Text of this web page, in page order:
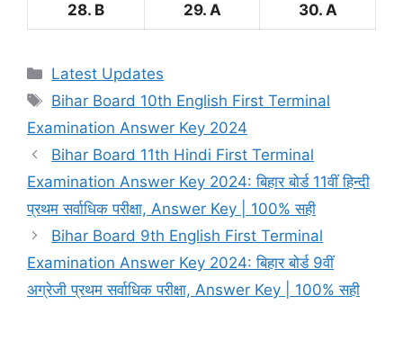
28. B 29. A 30. A
Categories
Latest Updates
Tags
Bihar Board 10th English First Terminal
Examination Answer Key 2024
Bihar Board 11th Hindi First Terminal
Examination Answer Key 2024: बिहार बोर्ड 11वीं हिन्दी
प्रथम सर्वाधिक परीक्षा, Answer Key | 100% सही
Bihar Board 9th English First Terminal
Examination Answer Key 2024: बिहार बोर्ड 9वीं
अग्रेजी प्रथम सर्वाधिक परीक्षा, Answer Key | 100% सही